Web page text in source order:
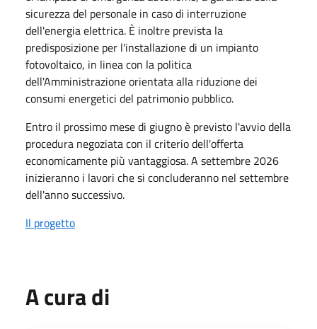
sicurezza del personale in caso di interruzione
dell'energia elettrica. È inoltre prevista la
predisposizione per l'installazione di un impianto
fotovoltaico, in linea con la politica
dell'Amministrazione orientata alla riduzione dei
consumi energetici del patrimonio pubblico.
Entro il prossimo mese di giugno è previsto l'avvio della
procedura negoziata con il criterio dell'offerta
economicamente più vantaggiosa. A settembre 2026
inizieranno i lavori che si concluderanno nel settembre
dell'anno successivo.
Il progetto
A cura di